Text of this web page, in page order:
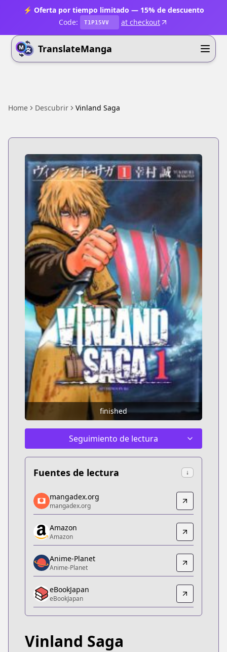
⚡ Oferta por tiempo limitado — 15% de descuento
Code:
T1P15VV at checkout
TranslateManga
Home Descubrir Vinland Saga
finished
Seguimiento de lectura
Fuentes de lectura ↓
mangadex.org
mangadex.org
https://mangadex.org/title/5d1fc77e-706a-4fc5-
Amazon
Amazon
https://www.amazon.co.jp/dp/B074C9PB88
Anime-Planet
Anime-Planet
https://www.anime-planet.com/manga/vinland-
eBookJapan
eBookJapan
Official Raw
mangadex.org
mangadex.org
Amazon
Amazon
Anime-Planet
Anime-Planet
eBookJapan
eBookJapan
Vinland Saga